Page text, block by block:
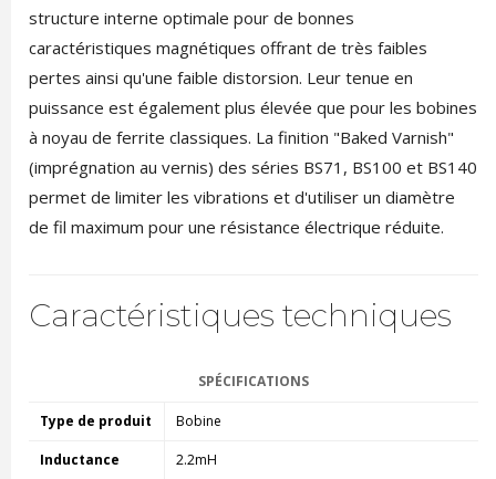
structure interne optimale pour de bonnes
caractéristiques magnétiques offrant de très faibles
pertes ainsi qu'une faible distorsion. Leur tenue en
puissance est également plus élevée que pour les bobines
à noyau de ferrite classiques. La finition "Baked Varnish"
(imprégnation au vernis) des séries BS71, BS100 et BS140
permet de limiter les vibrations et d'utiliser un diamètre
de fil maximum pour une résistance électrique réduite.
Caractéristiques techniques
SPÉCIFICATIONS
Type de produit Bobine
Inductance 2.2mH